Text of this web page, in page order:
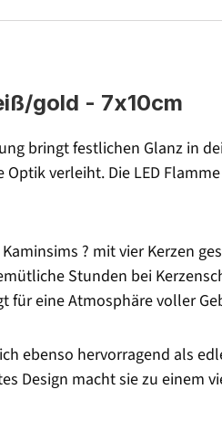
gold - 7x10cm
bringt festlichen Glanz in
verleiht. Die LED
? mit vier Kerzen
Stunden bei
eine Atmosphäre voller
ebenso hervorragend als
Design macht sie zu einem